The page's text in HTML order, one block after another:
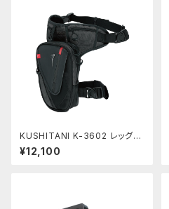
KUSHITANI K-3602 レッグバ
ッグ
¥12,100